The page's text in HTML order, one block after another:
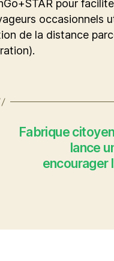
pour
occasionnels
de la distance
Fabrique
lance
encourager